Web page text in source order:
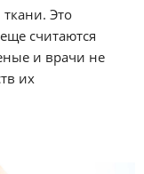
Это
считаются
и врачи не
их